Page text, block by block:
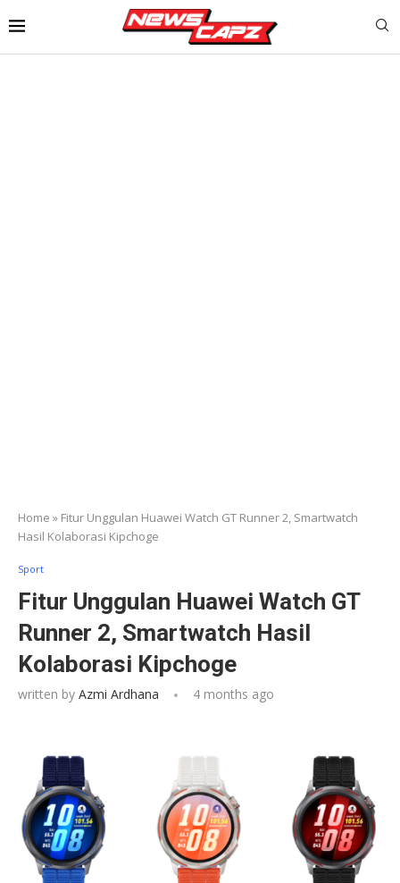
Home » Fitur Unggulan Huawei Watch GT Runner 2, Smartwatch
Hasil Kolaborasi Kipchoge
Sport
Fitur Unggulan Huawei Watch GT
Runner 2, Smartwatch Hasil
Kolaborasi Kipchoge
written by Azmi Ardhana 4 months ago